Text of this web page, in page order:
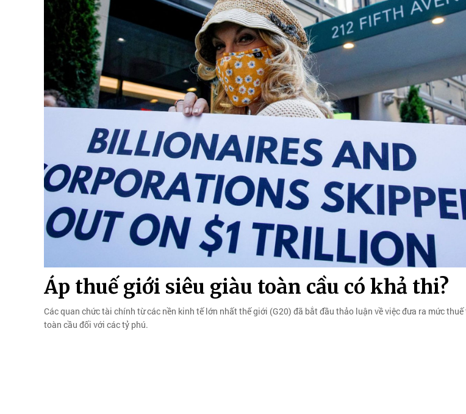
Áp thuế giới siêu giàu toàn cầu có khả thi?
Các quan chức tài chính từ các nền kinh tế lớn nhất thế giới (G20) đã bắt đầu thảo luận về việc đưa ra mức
toàn cầu đối với các tỷ phú.